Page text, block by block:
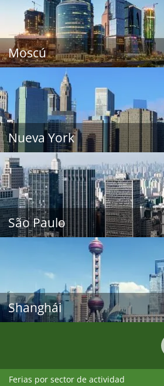
Moscú
Nueva York
São Paulo
Shanghái
Ferias por sector de actividad